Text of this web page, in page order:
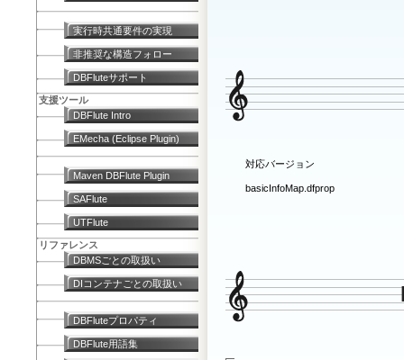
対応バージョン
basicInfoMap.dfprop
実行時共通要件の実現
非推奨な構造フォロー
DBFluteサポート
支援ツール
DBFlute Intro
EMecha (Eclipse Plugin)
Maven DBFlute Plugin
SAFlute
UTFlute
リファレンス
DBMSごとの取扱い
DIコンテナごとの取扱い
DBFluteプロパティ
DBFlute用語集